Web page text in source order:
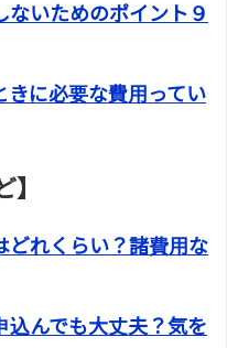
ないためのポイント９
きに必要な費用ってい
どれくらい？諸費用な
込んでも大丈夫？気を